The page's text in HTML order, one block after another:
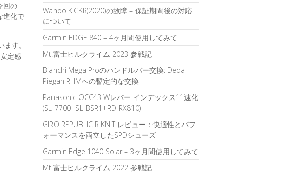
回の
進化で
す。
定感
Wahoo KICKR(2020)の故障 – 保証期間後の対応
について
Garmin EDGE 840 – 4ヶ月間使用してみて
Mt.富士ヒルクライム 2023 参戦記
Bianchi Mega Proのハンドルバー交換: Deda
Piegah RHMへの暫定的な交換
Panasonic OCC43 Wレバー インデックス11速化
(SL-7700+SL-BSR1+RD-RX810)
GIRO REPUBLIC R KNIT レビュー：快適性とパフ
ォーマンスを両立したSPDシューズ
Garmin Edge 1040 Solar – 3ヶ月間使用してみて
Mt.富士ヒルクライム 2022 参戦記